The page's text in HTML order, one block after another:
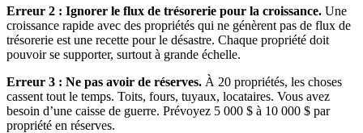
Erreur 2 : Ignorer le flux de trésorerie pour la croissance. Une
croissance rapide avec des propriétés qui ne génèrent pas de flux de
trésorerie est une recette pour le désastre. Chaque propriété doit
pouvoir se supporter, surtout à grande échelle.
Erreur 3 : Ne pas avoir de réserves. À 20 propriétés, les choses
cassent tout le temps. Toits, fours, tuyaux, locataires. Vous avez
besoin d’une caisse de guerre. Prévoyez 5 000 $ à 10 000 $ par
propriété en réserves.